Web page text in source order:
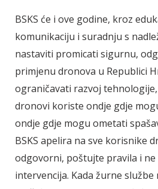
BSKS će i ove godine, kroz
komunikaciju i suradnju s
nastaviti promicati sigurnu,
primjenu dronova u Republici
ograničavati razvoj
dronovi koriste ondje gdje
ondje gdje mogu ometati
BSKS apelira na sve korisnike
odgovorni, poštujte pravila i
intervencija. Kada žurne službe